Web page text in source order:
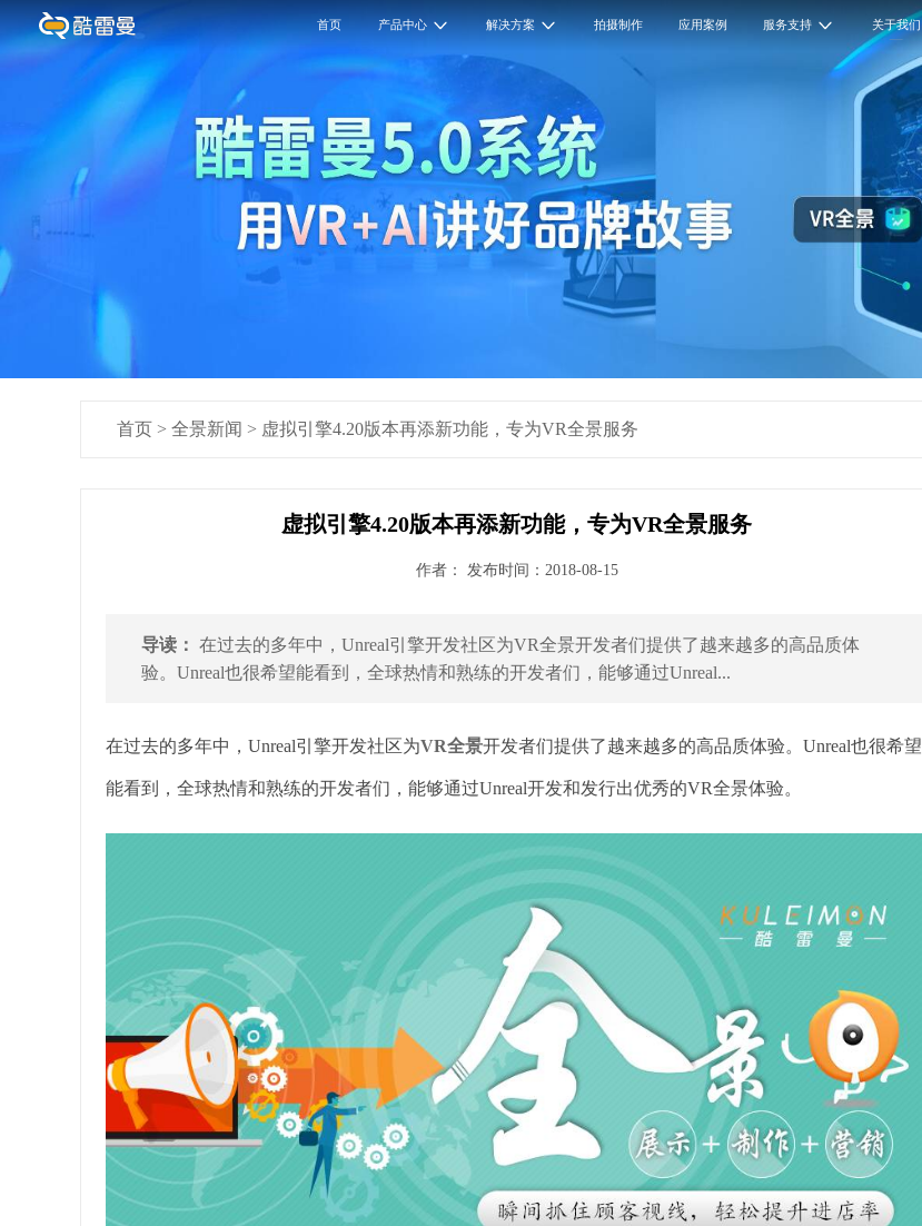
首页 产品中心 解决方案 拍摄制作 应用案例 服务支持 关于我们
首页 > 全景新闻 > 虚拟引擎4.20版本再添新功能，专为VR全景服务
虚拟引擎4.20版本再添新功能，专为VR全景服务
作者： 发布时间：2018-08-15
导读： 在过去的多年中，Unreal引擎开发社区为VR全景开发者们提供了越来越多的高品质体
验。Unreal也很希望能看到，全球热情和熟练的开发者们，能够通过Unreal...
在过去的多年中，Unreal引擎开发社区为VR全景开发者们提供了越来越多的高品质体验。Unreal也很希望
能看到，全球热情和熟练的开发者们，能够通过Unreal开发和发行出优秀的VR全景体验。